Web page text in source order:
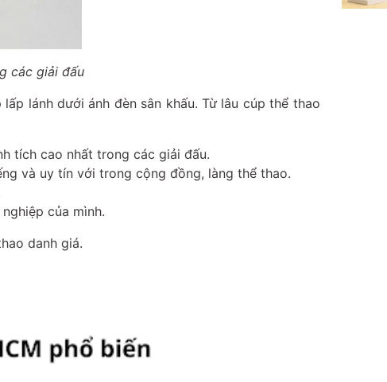
các giải đấu
lánh dưới ánh đèn sân khấu. Từ lâu cúp thể thao
tích cao nhất trong các giải đấu.
và uy tín với trong cộng đồng, làng thể thao.
của mình.
danh giá.